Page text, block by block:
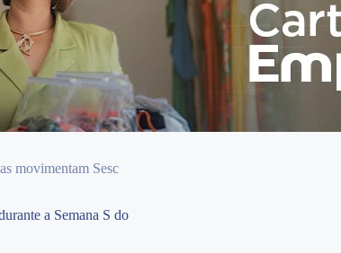
movimentam Sesc
a Semana S do